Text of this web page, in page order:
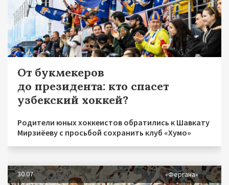
От букмекеров
до президента: кто спасет
узбекский хоккей?
Родители юных хоккеистов обратились к Шавкату
Мирзиёеву с просьбой сохранить клуб «Хумо»
30.07 «Фергана»